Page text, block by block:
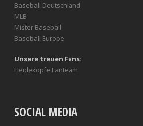
Baseball Deutschland
MLB
Mister Baseball
Baseball Europe
Unsere treuen Fans:
Heideköpfe Fanteam
SOCIAL MEDIA